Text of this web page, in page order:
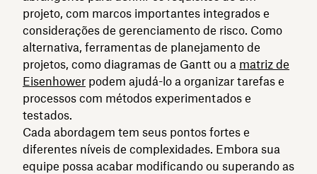
projeto, com marcos importantes integrados e
considerações de gerenciamento de risco. Como
alternativa, ferramentas de planejamento de
projetos, como diagramas de Gantt ou a matriz de
Eisenhower podem ajudá-lo a organizar tarefas e
processos com métodos experimentados e
testados.
Cada abordagem tem seus pontos fortes e
diferentes níveis de complexidades. Embora sua
equipe possa acabar modificando ou superando as